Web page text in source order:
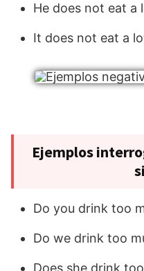
He does not eat a
It does not eat a
Ejemplos
Do you drink too
Do we drink too